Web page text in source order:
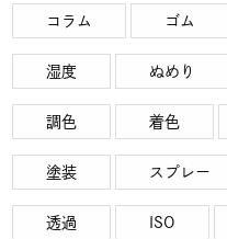
コラム ゴム
湿度 ぬめり
調色 着色
塗装 スプレー
透過 ISO